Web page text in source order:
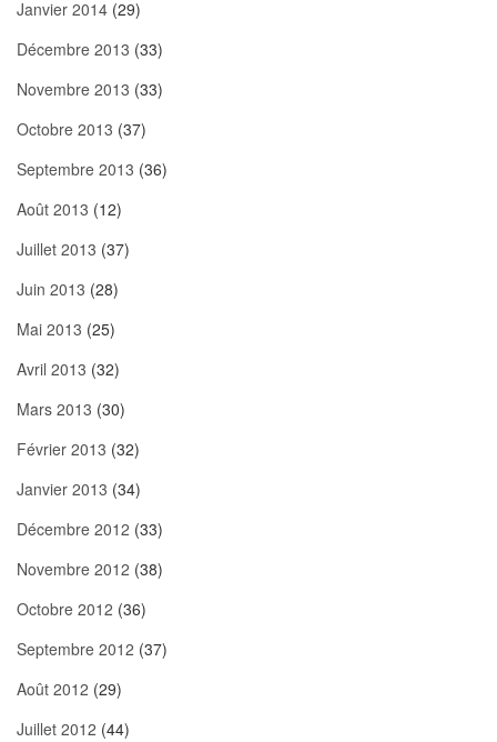
Janvier 2014 (29)
Décembre 2013 (33)
Novembre 2013 (33)
Octobre 2013 (37)
Septembre 2013 (36)
Août 2013 (12)
Juillet 2013 (37)
Juin 2013 (28)
Mai 2013 (25)
Avril 2013 (32)
Mars 2013 (30)
Février 2013 (32)
Janvier 2013 (34)
Décembre 2012 (33)
Novembre 2012 (38)
Octobre 2012 (36)
Septembre 2012 (37)
Août 2012 (29)
Juillet 2012 (44)